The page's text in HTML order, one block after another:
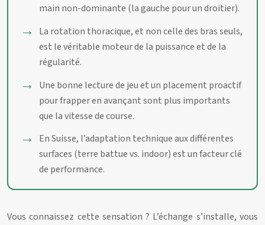
main non-dominante (la gauche pour un droitier).
La rotation thoracique, et non celle des bras seuls,
est le véritable moteur de la puissance et de la
régularité.
Une bonne lecture de jeu et un placement proactif
pour frapper en avançant sont plus importants
que la vitesse de course.
En Suisse, l’adaptation technique aux différentes
surfaces (terre battue vs. indoor) est un facteur clé
de performance.
Vous connaissez cette sensation ? L’échange s’installe, vous